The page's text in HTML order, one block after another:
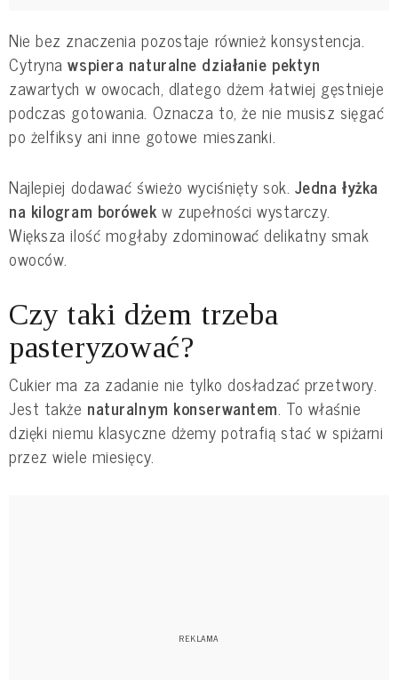
Nie bez znaczenia pozostaje również konsystencja.
Cytrynawspiera naturalne działanie pektyn
zawartych w owocach, dlatego dżem łatwiej gęstnieje
podczas gotowania. Oznacza to, że nie musisz sięgać
po żelfiksy ani inne gotowe mieszanki.
Najlepiej dodawać świeżo wyciśnięty sok. Jedna łyżka
na kilogram borówekw zupełności wystarczy.
Większa ilość mogłaby zdominować delikatny smak
owoców.
Czy taki dżem trzeba
pasteryzować?
Cukier ma za zadanie nie tylko dosładzać przetwory.
Jest także naturalnym konserwantem. To właśnie
dzięki niemu klasyczne dżemy potrafią stać w spiżarni
przez wiele miesięcy.